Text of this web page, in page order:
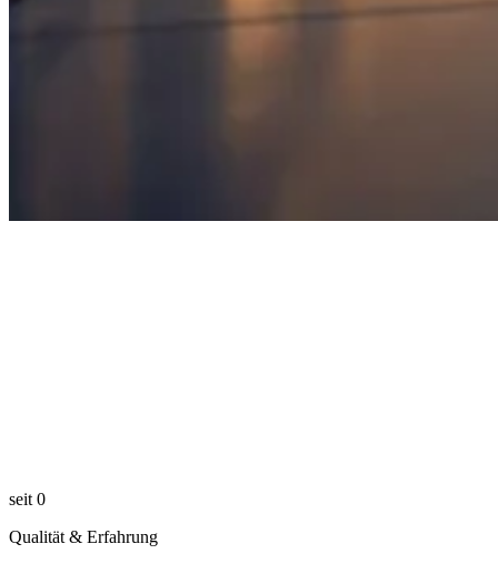
seit 0
Qualität & Erfahrung